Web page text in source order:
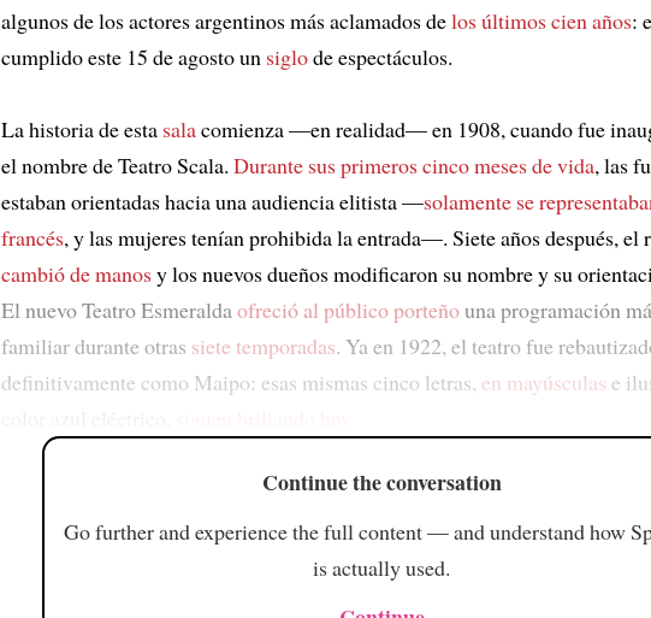
algunos de los actores argentinos más aclamados delos últimos cien años:
cumplido este 15 de agosto un siglode espectáculos.
La historia de esta salacomienza —en realidad— en 1908, cuando fue
el nombre de Teatro Scala. Durante sus primeros cinco meses de vida, las
estaban orientadas hacia una audiencia elitista —solamente se
francés, y las mujeres tenían prohibida la entrada—. Siete años después, el
cambió de manosy los nuevos dueños modificaron su nombre y su
El nuevo Teatro Esmeralda ofreció al público porteñouna programación
familiar durante otras siete temporadas. Ya en 1922, el teatro fue
definitivamente como Maipo: esas mismas cinco letras, en mayúsculas e
Continue the conversation
Go further and experience the full content — and understand how
is actually used.